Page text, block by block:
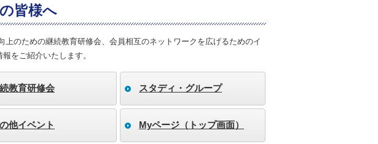
皆様へ
上のための継続教育研修会、会員相互のネットワークを広げるためのイ
をご紹介いたします。
教育研修会 スタディ・グループ
他イベント Myページ（トップ画面）